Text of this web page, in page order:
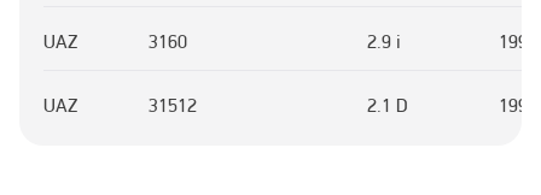
UAZ 3160 2.9 i
UAZ 31512 2.1 D